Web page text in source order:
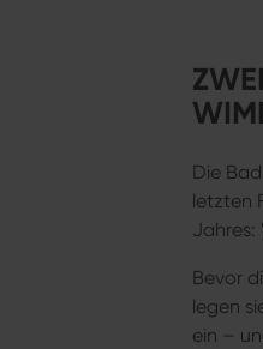
Die
letzten
Jahres:
Bevor
legen
ein –